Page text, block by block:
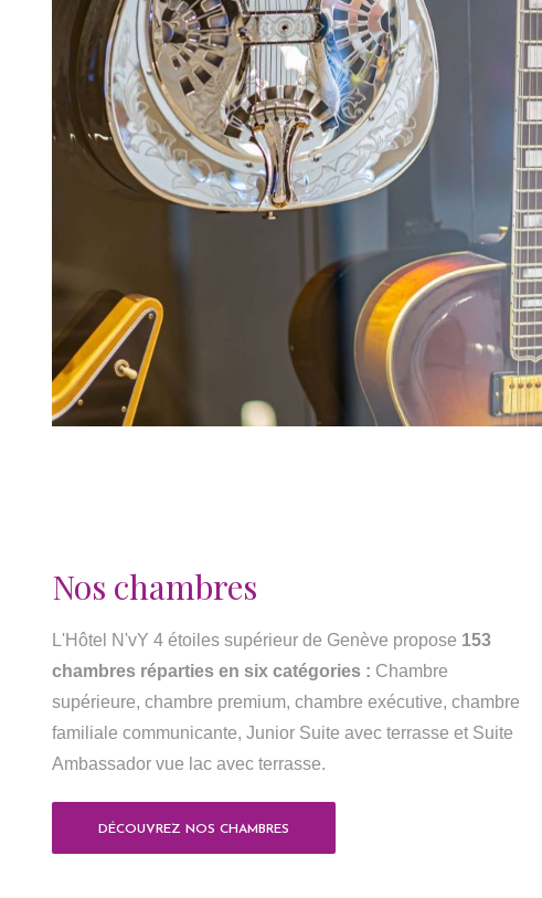
Nos chambres
L'Hôtel N'vY 4 étoiles supérieur de Genève propose 153
chambres réparties en six catégories : Chambre
supérieure, chambre premium, chambre exécutive, chambre
familiale communicante, Junior Suite avec terrasse et Suite
Ambassador vue lac avec terrasse.
DÉCOUVREZ NOS CHAMBRES